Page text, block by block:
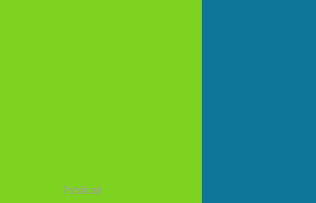
Publicité